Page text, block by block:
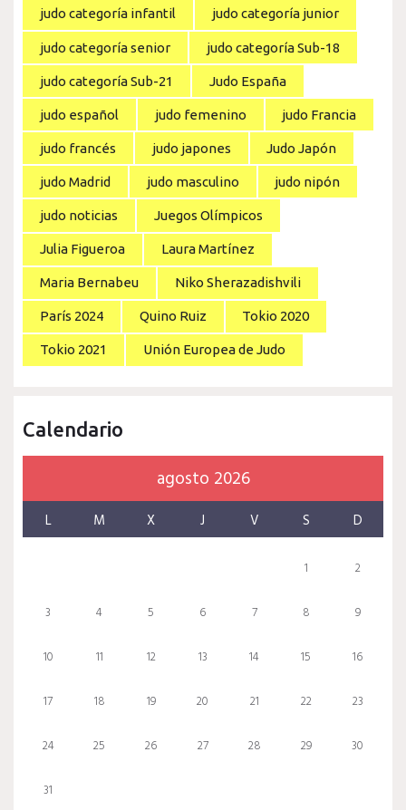
judo categoría infantil judo categoría junior
judo categoría senior judo categoría Sub-18
judo categoría Sub-21 Judo España
judo español judo femenino judo Francia
judo francés judo japones Judo Japón
judo Madrid judo masculino judo nipón
judo noticias Juegos Olímpicos
Julia Figueroa Laura Martínez
Maria Bernabeu Niko Sherazadishvili
París 2024 Quino Ruiz Tokio 2020
Tokio 2021 Unión Europea de Judo
Calendario
agosto 2026
L M X J V S D
1 2
3 4 5 6 7 8 9
10 11 12 13 14 15 16
17 18 19 20 21 22 23
24 25 26 27 28 29 30
31